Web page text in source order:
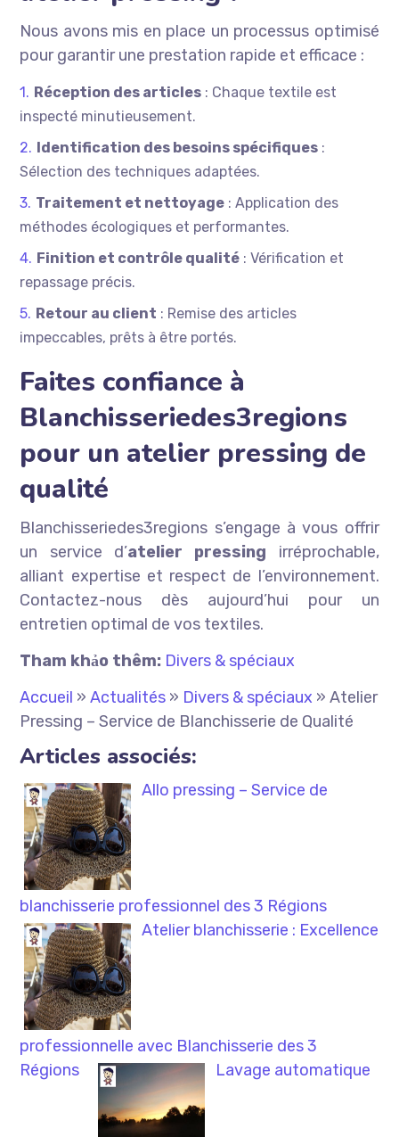
Nous avons mis en place un processus optimisé
pour garantir une prestation rapide et efficace :
Réception des articles : Chaque textile est
inspecté minutieusement.
Identification des besoins spécifiques :
Sélection des techniques adaptées.
Traitement et nettoyage : Application des
méthodes écologiques et performantes.
Finition et contrôle qualité : Vérification et
repassage précis.
Retour au client : Remise des articles
impeccables, prêts à être portés.
Faites confiance à
Blanchisseriedes3regions
pour un atelier pressing de
qualité
Blanchisseriedes3regions s’engage à vous offrir
un service d’atelier pressing irréprochable,
alliant expertise et respect de l’environnement.
Contactez-nous dès aujourd’hui pour un
entretien optimal de vos textiles.
Tham khảo thêm: Divers & spéciaux
Accueil »Actualités » Divers & spéciaux »Atelier
Pressing – Service de Blanchisserie de Qualité
Articles associés:
Allo pressing – Service de
blanchisserie professionnel des 3 Régions
Atelier blanchisserie : Excellence
professionnelle avec Blanchisserie des 3
Régions
Lavage automatique